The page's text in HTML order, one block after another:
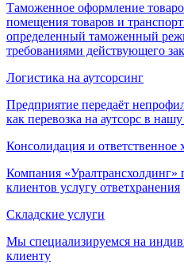
Таможенное оформление
помещения товаров и
определенный таможенный
требованиями действующего
Логистика на аутсорсинг
Предприятие передаёт
как перевозка на аутсорс в
Консолидация и ответственное
Компания «Уралтрансхолдинг»
клиентов услугу ответхранения
Складские услуги
Мы специализируемся на
клиенту